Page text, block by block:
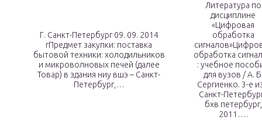
Г. Санкт-Петербург 09. 09. 2014
гПредмет закупки: поставка
бытовой техники: холодильников
и микроволновых печей (далее
Товар) в здания ниу вшэ – Санкт-
Петербург,…
Литература по
дисциплине
«Цифровая
обработка
сигналов»
обработка
: учебное
для вузов / А.
Сергиенко. 3-е
Санкт-
бхв петербург,
2011….